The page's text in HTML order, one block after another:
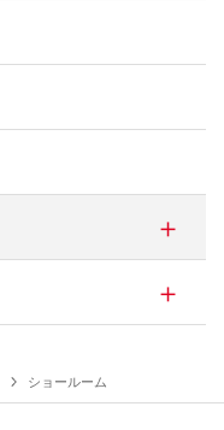
ショールーム